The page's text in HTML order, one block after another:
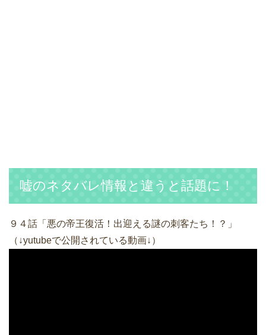
嘘のネタバレ情報と違うと話題に！
９４話「悪の帝王復活！出迎える謎の刺客たち！？」
（↓yutubeで公開されている動画↓）